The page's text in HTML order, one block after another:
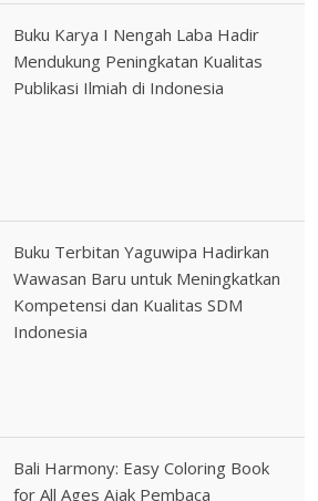
Buku Karya I Nengah Laba Hadir
Mendukung Peningkatan Kualitas
Publikasi Ilmiah di Indonesia
Buku Terbitan Yaguwipa Hadirkan
Wawasan Baru untuk Meningkatkan
Kompetensi dan Kualitas SDM
Indonesia
Bali Harmony: Easy Coloring Book
for All Ages Ajak Pembaca